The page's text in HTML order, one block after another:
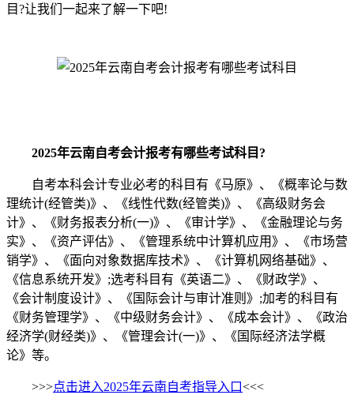
目?让我们一起来了解一下吧!
2025年云南自考会计报考有哪些考试科目?
自考本科会计专业必考的科目有《马原》、《概率论与数
理统计(经管类)》、《线性代数(经管类)》、《高级财务会
计》、《财务报表分析(一)》、《审计学》、《金融理论与务
实》、《资产评估》、《管理系统中计算机应用》、《市场营
销学》、《面向对象数据库技术》、《计算机网络基础》、
《信息系统开发》;选考科目有《英语二》、《财政学》、
《会计制度设计》、《国际会计与审计准则》;加考的科目有
《财务管理学》、《中级财务会计》、《成本会计》、《政治
经济学(财经类)》、《管理会计(一)》、《国际经济法学概
论》等。
>>>点击进入2025年云南自考指导入口<<<